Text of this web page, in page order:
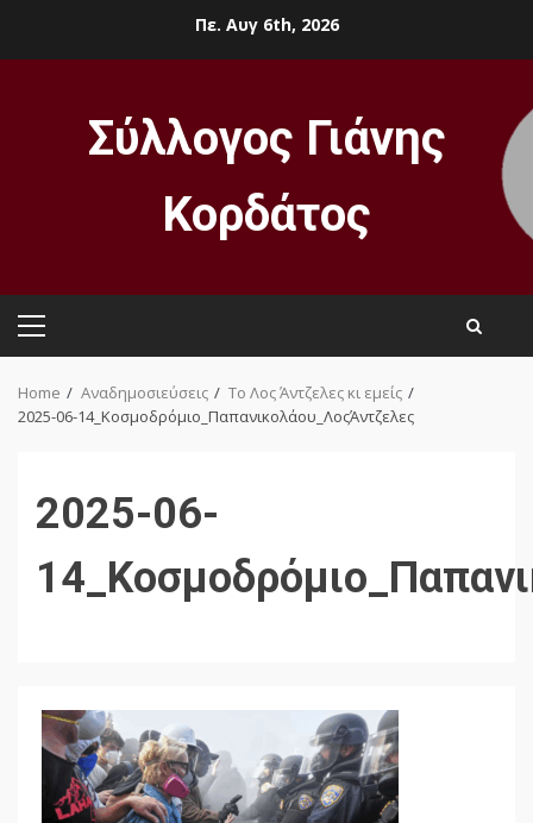
Πε. Αυγ 6th, 2026
Σύλλογος Γιάνης
Κορδάτος
Primary
Home Αναδημοσιεύσεις
Το Λος Άντζελες κι εμείς
2025-06-14_Κοσμοδρόμιο_Παπανικολάου_ΛοςΆντζελες
2025-06-